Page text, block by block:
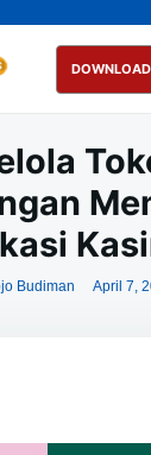
Budiman April 7,